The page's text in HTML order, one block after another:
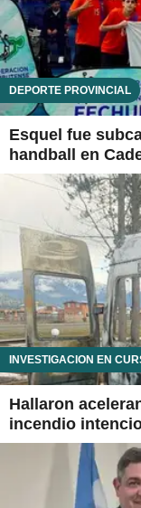
DEPORTE PROVINCIAL
Esquel fue
handball en
INVESTIGACIÓN EN
Hallaron
incendio